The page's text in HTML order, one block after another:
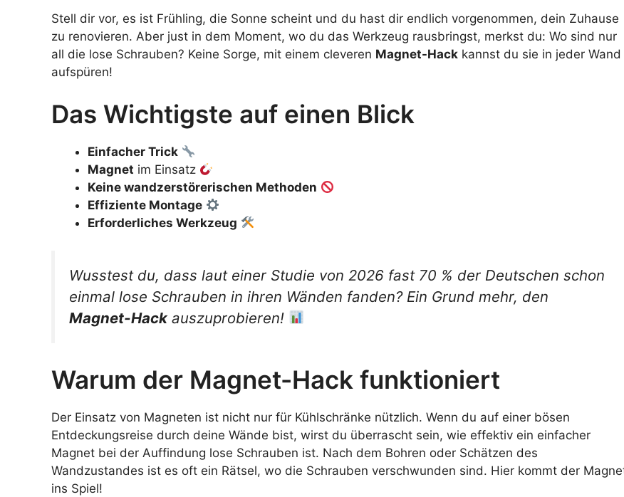
Stell dir vor, es ist Frühling, die Sonne scheint und du hast dir endlich vorgenommen, dein Zuhause
zu renovieren. Aber just in dem Moment, wo du das Werkzeug rausbringst, merkst du: Wo sind nur
all die lose Schrauben? Keine Sorge, mit einem cleveren Magnet-Hack kannst du sie in jeder Wand
aufspüren!
Das Wichtigste auf einen Blick
Einfacher Trick
Magnet im Einsatz
Keine wandzerstörerischen Methoden
Effiziente Montage
Erforderliches Werkzeug
Wusstest du, dass laut einer Studie von 2026 fast 70 % der Deutschen schon
einmal lose Schrauben in ihren Wänden fanden? Ein Grund mehr, den
Magnet-Hack auszuprobieren!
Warum der Magnet-Hack funktioniert
Der Einsatz von Magneten ist nicht nur für Kühlschränke nützlich. Wenn du auf einer bösen
Entdeckungsreise durch deine Wände bist, wirst du überrascht sein, wie effektiv ein einfacher
Magnet bei der Auffindung lose Schrauben ist. Nach dem Bohren oder Schätzen des
Wandzustandes ist es oft ein Rätsel, wo die Schrauben verschwunden sind. Hier kommt der
ins Spiel!